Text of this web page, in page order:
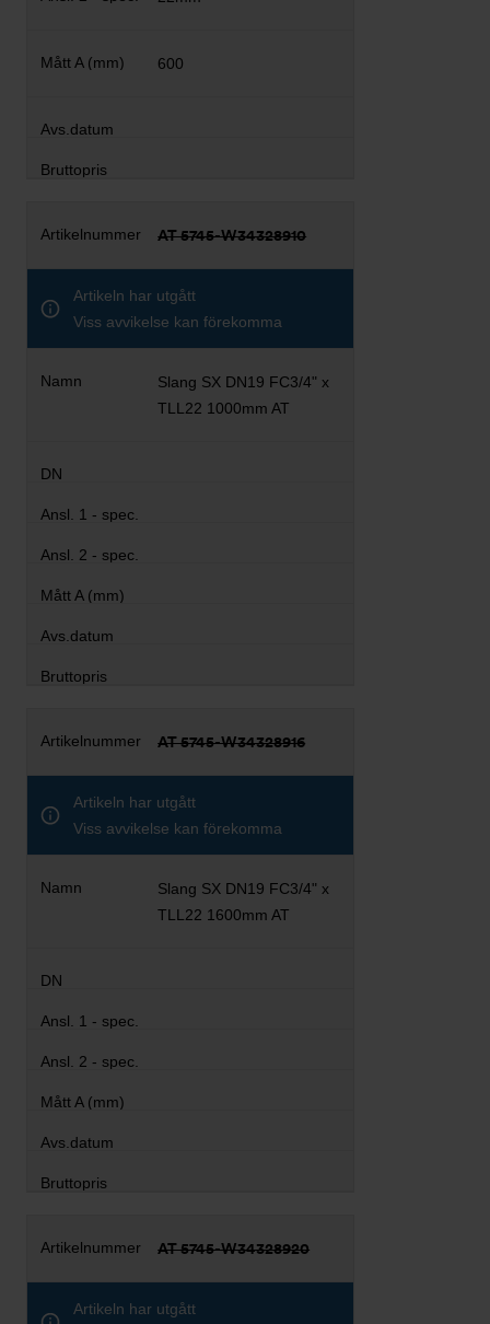
600
AT 5745-W34328910
Artikeln har utgått
Viss avvikelse kan förekomma
Slang SX DN19 FC3/4" x
TLL22 1000mm AT
AT 5745-W34328916
Artikeln har utgått
Viss avvikelse kan förekomma
Slang SX DN19 FC3/4" x
TLL22 1600mm AT
AT 5745-W34328920
Artikeln har utgått